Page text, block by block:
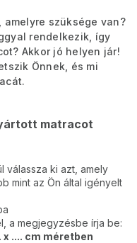
szüksége van?
rendelkezik, így
Akkor jó helyen jár!
Önnek, és mi
matracot
válassza ki azt, amely
mint az Ön által igényelt
a megjegyzésbe írja be:
.... cm méretben